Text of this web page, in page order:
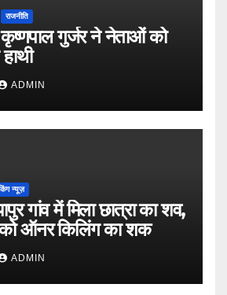
राजनीति
कृष्णपाल गुर्जर ने नेताओं को
ADMIN
न्यूज़
गांव में मिला छात्रा का शव,
ऑनर किलिंग का शक
ADMIN